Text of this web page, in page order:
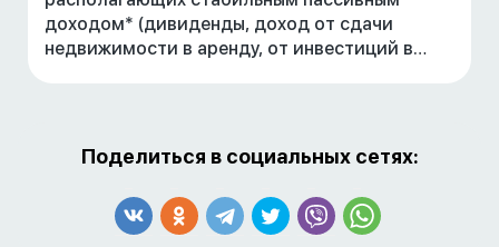
доходом* (дивиденды, доход от сдачи
недвижимости в аренду, от инвестиций в
*Для лиц, по
Поделиться в социальных сетях: